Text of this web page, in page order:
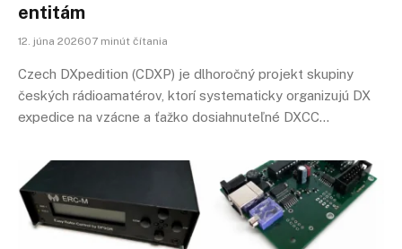
entitám
12. júna 202607 minút čítania
Czech DXpedition (CDXP) je dlhoročný projekt skupiny
českých rádioamatérov, ktorí systematicky organizujú DX
expedice na vzácne a ťažko dosiahnuteľné DXCC…